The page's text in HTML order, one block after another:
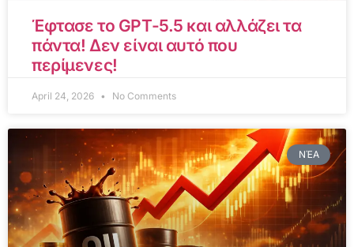
Έφτασε το GPT-5.5 και αλλάζει τα
πάντα! Δεν είναι αυτό που
περίμενες!
April 24, 2026 No Comments
ΝΈΑ